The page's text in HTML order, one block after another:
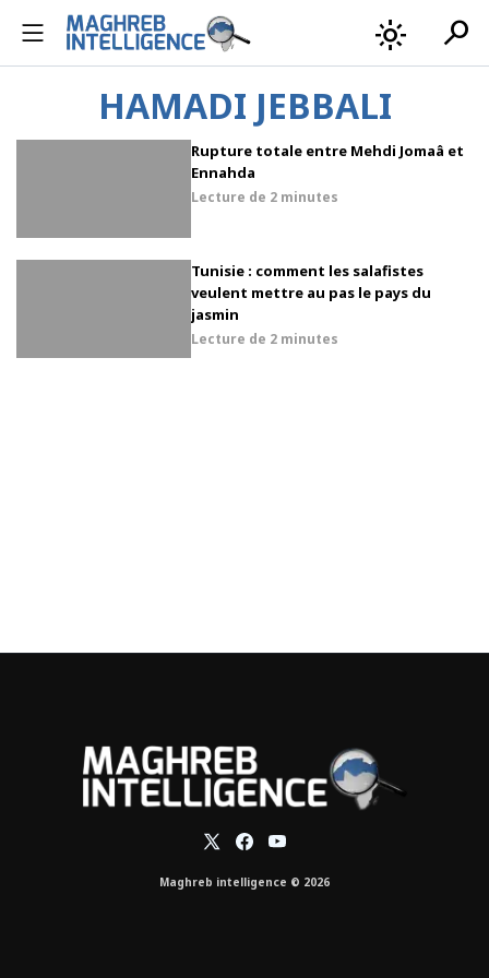
light_mode search
HAMADI JEBBALI
Rupture totale entre Mehdi Jomaâ et
Ennahda
Lecture de 2 minutes
Tunisie : comment les salafistes
veulent mettre au pas le pays du
jasmin
Lecture de 2 minutes
Maghreb intelligence © 2026